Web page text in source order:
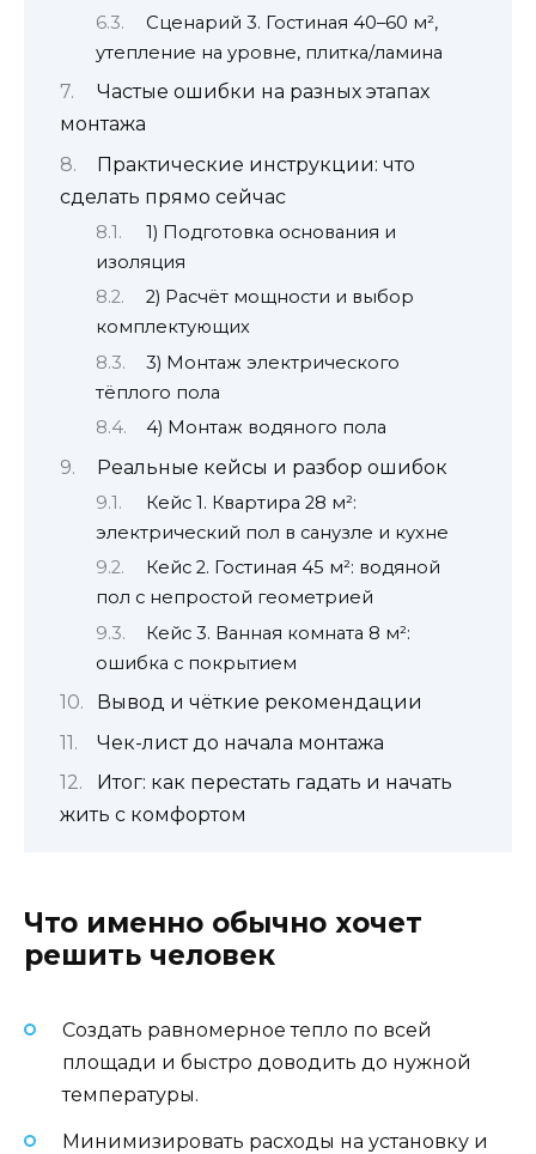
Сценарий 3. Гостиная 40–60 м²,
утепление на уровне, плитка/ламина
Частые ошибки на разных этапах
монтажа
Практические инструкции: что
сделать прямо сейчас
1) Подготовка основания и
изоляция
2) Расчёт мощности и выбор
комплектующих
3) Монтаж электрического
тёплого пола
4) Монтаж водяного пола
Реальные кейсы и разбор ошибок
Кейс 1. Квартира 28 м²:
электрический пол в санузле и кухне
Кейс 2. Гостиная 45 м²: водяной
пол с непростой геометрией
Кейс 3. Ванная комната 8 м²:
ошибка с покрытием
Вывод и чёткие рекомендации
Чек-лист до начала монтажа
Итог: как перестать гадать и начать
жить с комфортом
Что именно обычно хочет
решить человек
Создать равномерное тепло по всей
площади и быстро доводить до нужной
температуры.
Минимизировать расходы на установку и